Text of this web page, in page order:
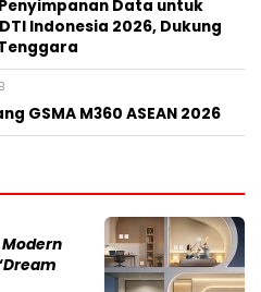
MAYORITAS DI
INDUK MAGLIANO,
MEMBANGUN
BARU
Data untuk
GSMA M360 ASEAN 2026